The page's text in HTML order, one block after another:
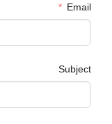
Email
Subject